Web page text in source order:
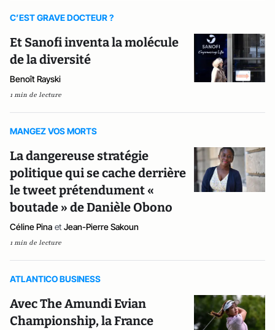
C’EST GRAVE DOCTEUR ?
Et Sanofi inventa la molécule
de la diversité
Benoît Rayski
1 min de lecture
MANGEZ VOS MORTS
La dangereuse stratégie
politique qui se cache derrière
le tweet prétendument «
boutade » de Danièle Obono
Céline Pina et Jean-Pierre Sakoun
1 min de lecture
ATLANTICO BUSINESS
Avec The Amundi Evian
Championship, la France